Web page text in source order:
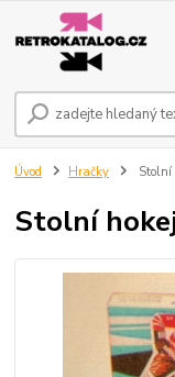
Úvod Hračky Stolní
Stolní